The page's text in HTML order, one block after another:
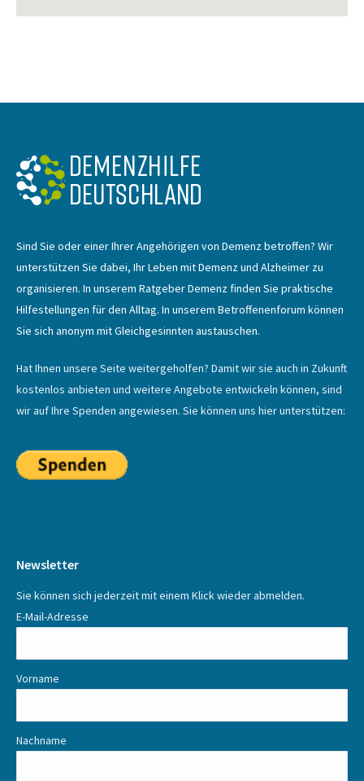
Sind Sie oder einer Ihrer Angehörigen von Demenz betroffen? Wir
unterstützen Sie dabei, Ihr Leben mit Demenz und Alzheimer zu
organisieren. In unserem Ratgeber Demenz finden Sie praktische
Hilfestellungen für den Alltag. In unserem Betroffenenforum können
Sie sich anonym mit Gleichgesinnten austauschen.
Hat Ihnen unsere Seite weitergeholfen? Damit wir sie auch in Zukunft
kostenlos anbieten und weitere Angebote entwickeln können, sind
wir auf Ihre Spenden angewiesen. Sie können uns hier unterstützen:
Newsletter
Sie können sich jederzeit mit einem Klick wieder abmelden.
E-Mail-Adresse
Vorname
Nachname